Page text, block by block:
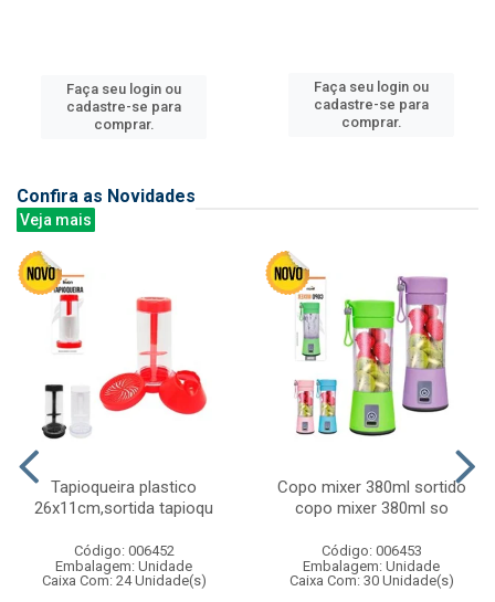
Faça seu login ou
cadastre-se para
comprar.
Faça seu login ou
cadastre-se para
comprar.
Confira as Novidades
Veja mais
Tapioqueira plastico
26x11cm,sortida tapioqu
Código: 006452
Embalagem: Unidade
Caixa Com: 24 Unidade(s)
Copo mixer 380ml sortido
copo mixer 380ml so
Código: 006453
Embalagem: Unidade
Caixa Com: 30 Unidade(s)